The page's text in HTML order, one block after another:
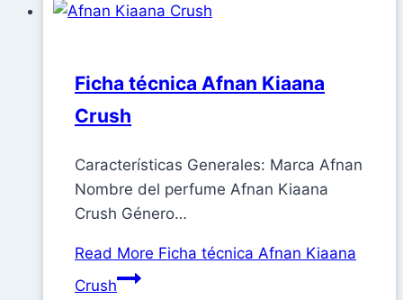
Ficha técnica Afnan Kiaana
Crush
Características Generales: Marca Afnan
Nombre del perfume Afnan Kiaana
Crush Género…
Read More Ficha técnica Afnan Kiaana
Crush